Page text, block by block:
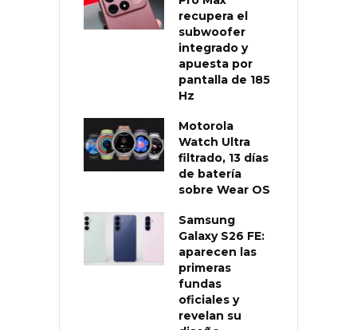
recupera el
subwoofer
integrado y
apuesta por
pantalla de 185
Hz
Motorola
Watch Ultra
filtrado, 13 días
de batería
sobre Wear OS
Samsung
Galaxy S26 FE:
aparecen las
primeras
fundas
oficiales y
revelan su